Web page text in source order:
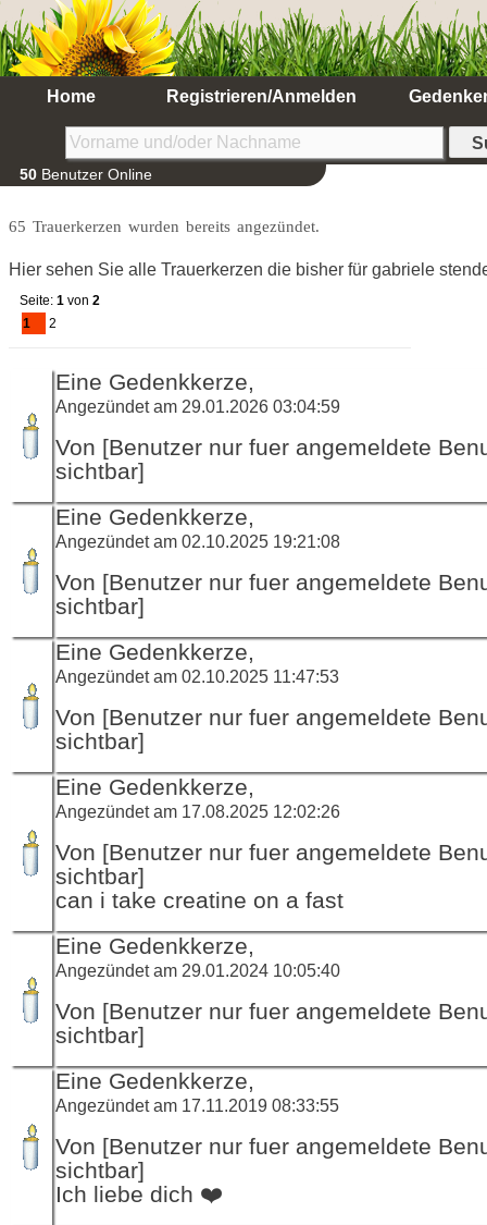
Home Registrieren/Anmelden
50 Benutzer Online
65 Trauerkerzen wurden bereits angezündet.
Hier sehen Sie alle Trauerkerzen die bisher für gabriele
Seite: 1 von 2
1
2
Eine Gedenkkerze,
Angezündet am 29.01.2026 03:04:59
Von [Benutzer nur fuer angemeldete
sichtbar]
Eine Gedenkkerze,
Angezündet am 02.10.2025 19:21:08
Von [Benutzer nur fuer angemeldete
sichtbar]
Eine Gedenkkerze,
Angezündet am 02.10.2025 11:47:53
Von [Benutzer nur fuer angemeldete
sichtbar]
Eine Gedenkkerze,
Angezündet am 17.08.2025 12:02:26
Von [Benutzer nur fuer angemeldete
sichtbar]
can i take creatine on a fast
Eine Gedenkkerze,
Angezündet am 29.01.2024 10:05:40
Von [Benutzer nur fuer angemeldete
sichtbar]
Eine Gedenkkerze,
Angezündet am 17.11.2019 08:33:55
Von [Benutzer nur fuer angemeldete
sichtbar]
Ich liebe dich ❤️